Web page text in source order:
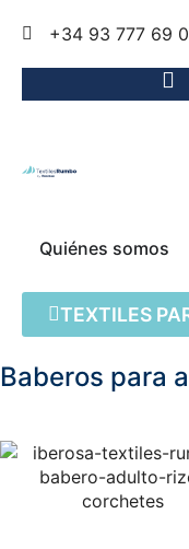
+34 93 777 69
Quiénes somos
TEXTILES
Baberos para